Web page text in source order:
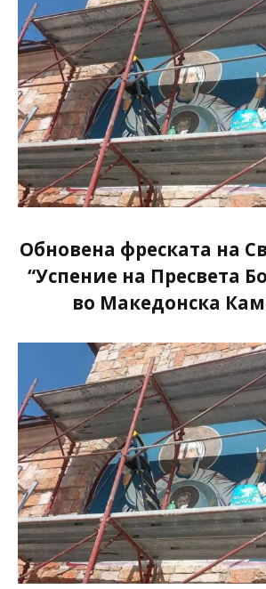
Обновена фреската на
“Успение на Пресвета
во Македонска